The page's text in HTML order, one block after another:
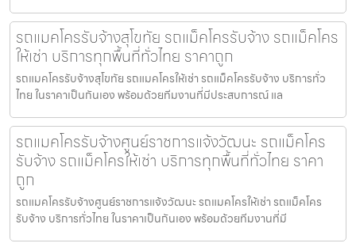
รถแมคโครรับจ้างสุโขทัย รถแม็คโครรับจ้าง รถแม็คโคร
ให้เช่า บริการทุกพื้นที่ทั่วไทย ราคาถูก
รถแมคโครรับจ้างสุโขทัย รถแมคโครให้เช่า รถแม็คโครรับจ้าง บริการทั่ว
ไทย ในราคาเป็นกันเอง พร้อมด้วยทีมงานที่มีประสบการณ์ แล
รถแมคโครรับจ้างศูนย์ราชการแจ้งวัฒนะ รถแม็คโคร
รับจ้าง รถแม็คโครให้เช่า บริการทุกพื้นที่ทั่วไทย ราคา
ถูก
รถแมคโครรับจ้างศูนย์ราชการแจ้งวัฒนะ รถแมคโครให้เช่า รถแม็คโคร
รับจ้าง บริการทั่วไทย ในราคาเป็นกันเอง พร้อมด้วยทีมงานที่มี